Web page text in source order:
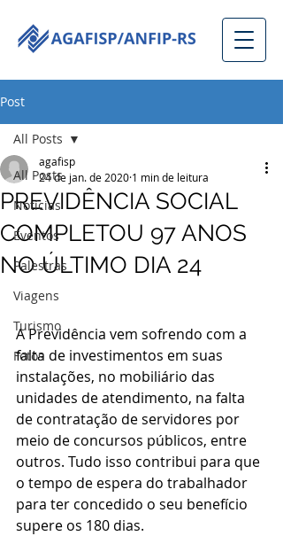
Post
All Posts
Notícias
Eventos
Palestras
Viagens
Turismo
Fotos
All Posts
PREVIDÊNCIA SOCIAL
COMPLETOU 97 ANOS
NO ÚLTIMO DIA 24
agafisp
24 de jan. de 2020 1 min de leitura
A Previdência vem sofrendo com a
falta de investimentos em suas
instalações, no mobiliário das
unidades de atendimento, na falta
de contratação de servidores por
meio de concursos públicos, entre
outros. Tudo isso contribui para que
o tempo de espera do trabalhador
para ter concedido o seu benefício
supere os 180 dias.